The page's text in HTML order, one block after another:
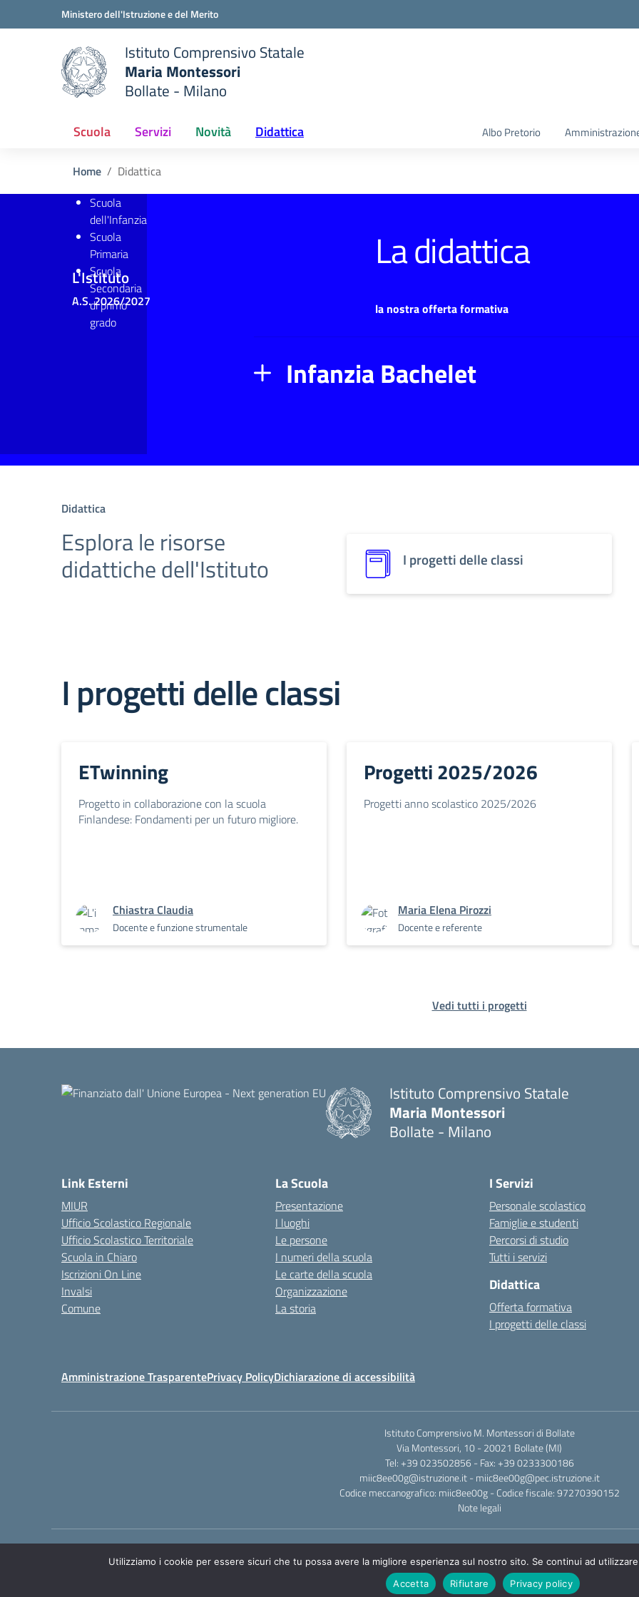
Vai ai contenuti
Vai al menu di navigazioneMinistero dell'Istruzione e del Merito
scuola
Istituto Comprensivo Statale
Maria Montessori
Bollate - Milano
Scuola Servizi Novità Didattica Albo Pretorio
Home Didattica
La didattica
la nostra offerta formativa
L'Istituto
A.S. 2026/2027
Scuola
dell'Infanzia
Scuola
Primaria
Scuola
Secondaria
di primo
grado
Infanzia Bachelet
Didattica
Esplora le risorse
didattiche dell'Istituto I progetti delle classi
I progetti delle classi
ETwinning
Progetto in collaborazione con la scuola
Finlandese: Fondamenti per un futuro migliore.
Chiastra Claudia
Docente e funzione strumentale
Progetti 2025/2026
Progetti anno scolastico 2025/2026
Maria Elena Pirozzi
Docente e referente
Vedi tutti i progetti
Istituto Comprensivo Statale
Maria Montessori
Bollate - Milano
Link Esterni
MIUR
Ufficio Scolastico Regionale
Ufficio Scolastico Territoriale
Scuola in Chiaro
Iscrizioni On Line
Invalsi
Comune
La Scuola
Presentazione
I luoghi
Le persone
I numeri della scuola
Le carte della scuola
Organizzazione
La storia
I Servizi
Personale scolastico
Famiglie e studenti
Percorsi di studio
Tutti i servizi
Didattica
Offerta formativa
I progetti delle classi
Amministrazione TrasparentePrivacy PolicyDichiarazione di accessibilità
Istituto Comprensivo M. Montessori di Bollate
Via Montessori, 10 - 20021 Bollate (MI)
Tel: +39 023502856 - Fax: +39 0233300186
miic8ee00g@istruzione.it - miic8ee00g@pec.istruzione.it
Codice meccanografico: miic8ee00g - Codice fiscale: 97270390152
Note legali
Utilizziamo i cookie per essere sicuri che tu possa avere la migliore esperienza sul nostro sito. Se continui ad
Accetta
Rifiutare Privacy policy